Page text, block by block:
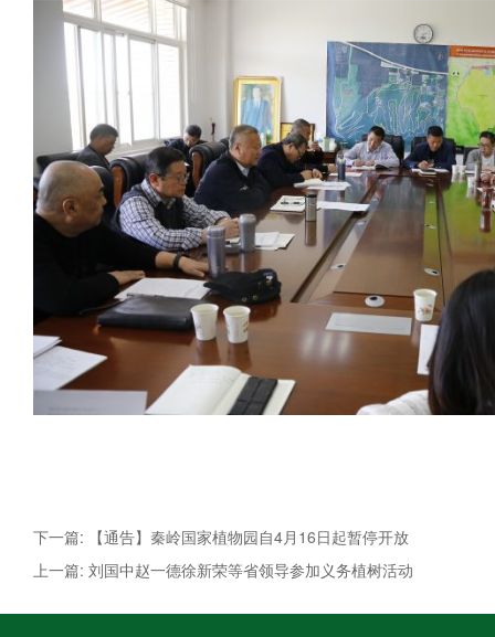
下一篇: 【通告】秦岭国家植物园自4月16日起暂停开放
上一篇: 刘国中赵一德徐新荣等省领导参加义务植树活动